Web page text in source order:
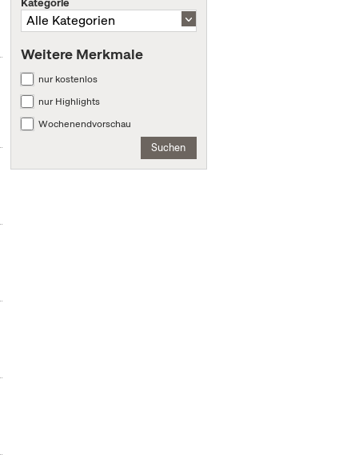
Weitere Merkmale
nur kostenlos
nur Highlights
Wochenendvorschau
Suchen